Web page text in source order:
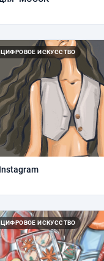
ИСКУССТВО
ИСКУССТВО